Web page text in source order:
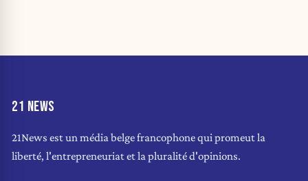
21 NEWS
21News est un média belge francophone qui promeut la
liberté, l'entrepreneuriat et la pluralité d'opinions.